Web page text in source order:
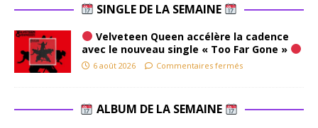
SINGLE DE LA SEMAINE
Velveteen Queen accélère la cadence
avec le nouveau single « Too Far Gone »
6 août 2026 Commentaires fermés
ALBUM DE LA SEMAINE